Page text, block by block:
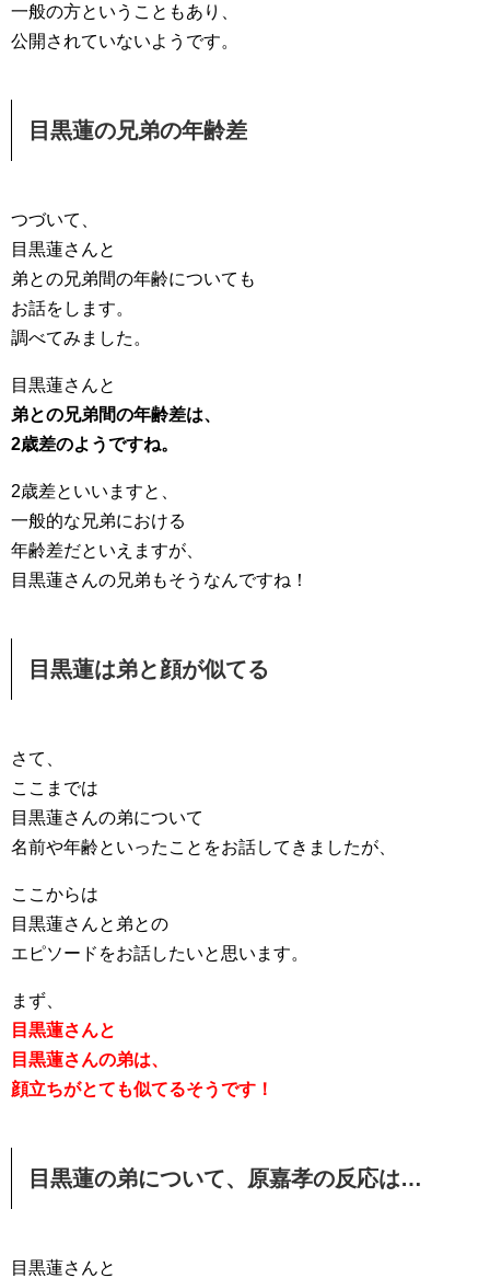
一般の方ということもあり、
公開されていないようです。
目黒蓮の兄弟の年齢差
つづいて、
目黒蓮さんと
弟との兄弟間の年齢についても
お話をします。
調べてみました。
目黒蓮さんと
弟との兄弟間の年齢差は、
2歳差のようですね。
2歳差といいますと、
一般的な兄弟における
年齢差だといえますが、
目黒蓮さんの兄弟もそうなんですね！
目黒蓮は弟と顔が似てる
さて、
ここまでは
目黒蓮さんの弟について
名前や年齢といったことをお話してきましたが、
ここからは
目黒蓮さんと弟との
エピソードをお話したいと思います。
まず、
目黒蓮さんと
目黒蓮さんの弟は、
顔立ちがとても似てるそうです！
目黒蓮の弟について、原嘉孝の反応は…
目黒蓮さんと